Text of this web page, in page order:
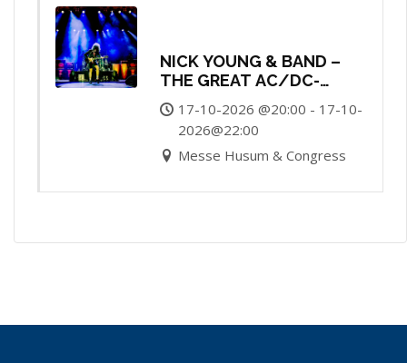
NICK YOUNG & BAND –
THE GREAT AC/DC-
MASTER-SHOW
17-10-2026 @20:00 - 17-10-
2026@22:00
Messe Husum & Congress